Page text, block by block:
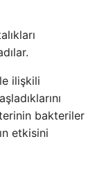
ilişkili
bakteriler
etkisini